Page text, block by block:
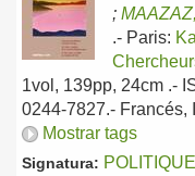
;
.- Paris:
1vol, 139pp, 24cm .-
0244-7827.- Francés,
Mostrar tags
Signatura: